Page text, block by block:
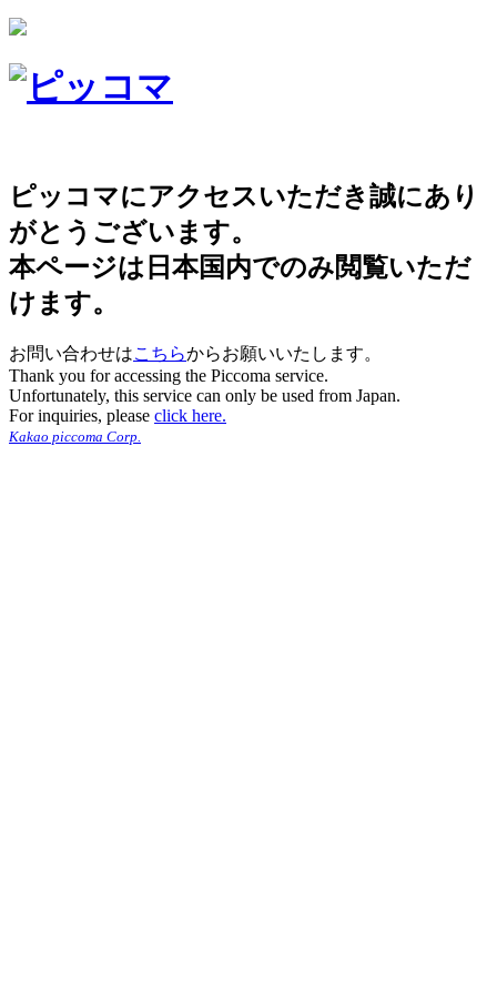
ピッコマにアクセスいただき誠にあり
がとうございます。
本ページは日本国内でのみ閲覧いただ
けます。
お問い合わせはこちらからお願いいたします。
Thank you for accessing the Piccoma service.
Unfortunately, this service can only be used from Japan.
For inquiries, please click here.
Kakao piccoma Corp.